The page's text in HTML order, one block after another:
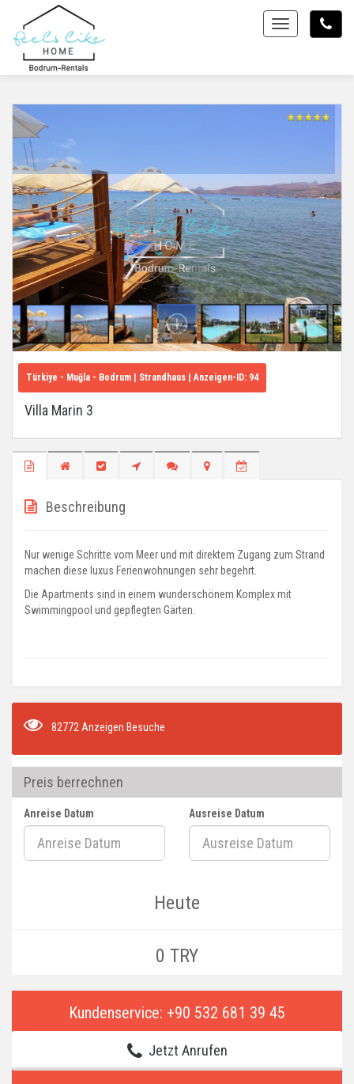
Toggle
Türkiye - Muğla - Bodrum | Strandhaus | Anzeigen-ID: 94
Villa Marin 3
Beschreibung
Nur wenige Schritte vom Meer und mit direktem Zugang zum Strand
machen diese luxus Ferienwohnungen sehr begehrt.
Die Apartments sind in einem wunderschönem Komplex mit
Swimmingpool und gepflegten Gärten.
82772 Anzeigen Besuche
Preis berrechnen
Anreise Datum Ausreise Datum
Heute
0 TRY
Kundenservice: +90 532 681 39 45
Jetzt Anrufen